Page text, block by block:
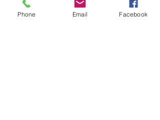
・不良品以外でご使用になられた場合、
密封商品を開封された場合の交換・返品
Phone Email Facebook